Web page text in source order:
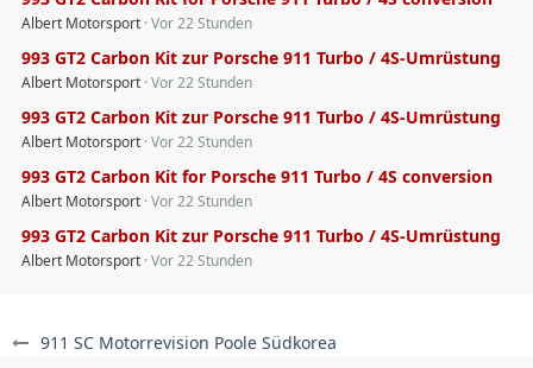
911 SC Motorrevision Poole Südkorea
Albert Motorsport Vor 22 Stunden
993 GT2 Carbon Kit zur Porsche 911 Turbo / 4S-Umrüstung
Albert Motorsport Vor 22 Stunden
993 GT2 Carbon Kit zur Porsche 911 Turbo / 4S-Umrüstung
Albert Motorsport Vor 22 Stunden
993 GT2 Carbon Kit for Porsche 911 Turbo / 4S conversion
Albert Motorsport Vor 22 Stunden
993 GT2 Carbon Kit zur Porsche 911 Turbo / 4S-Umrüstung
Albert Motorsport Vor 22 Stunden